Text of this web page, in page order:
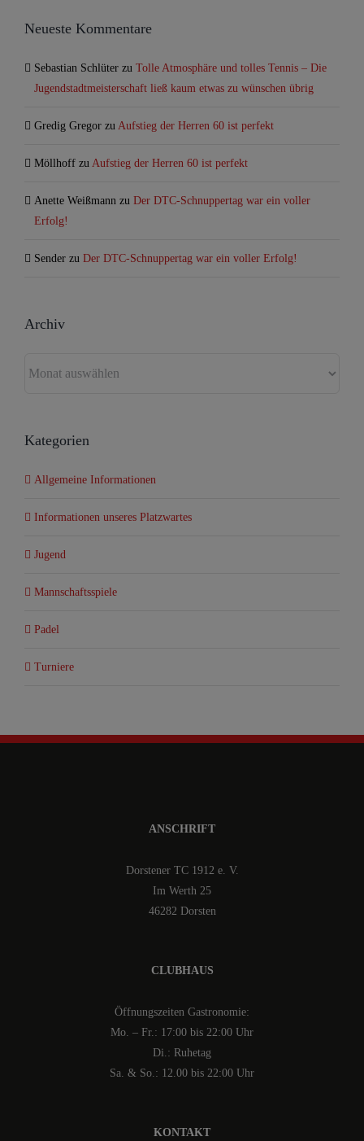
Neueste Kommentare
Sebastian Schlüter zu Tolle Atmosphäre und tolles Tennis – Die
Jugendstadtmeisterschaft ließ kaum etwas zu wünschen übrig
Gredig Gregor zu Aufstieg der Herren 60 ist perfekt
Möllhoff zu Aufstieg der Herren 60 ist perfekt
Anette Weißmann zu Der DTC-Schnuppertag war ein voller
Erfolg!
Sender zu Der DTC-Schnuppertag war ein voller Erfolg!
Archiv
Kategorien
Allgemeine Informationen
Informationen unseres Platzwartes
Jugend
Mannschaftsspiele
Padel
Turniere
ANSCHRIFT
Dorstener TC 1912 e. V.
Im Werth 25
46282 Dorsten
CLUBHAUS
Öffnungszeiten Gastronomie:
Mo. – Fr.: 17:00 bis 22:00 Uhr
Di.: Ruhetag
Sa. & So.: 12.00 bis 22:00 Uhr
KONTAKT